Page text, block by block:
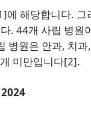
에 해당합니다. 그
. 44개 사립 병원
병원은 안과, 치과
미만입니다[2].